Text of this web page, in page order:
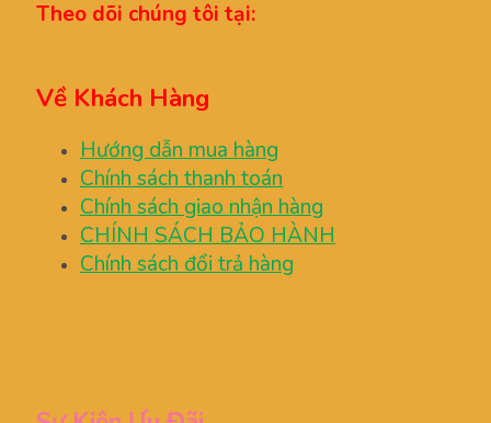
Theo dõi chúng tôi tại:
Về Khách Hàng
Hướng dẫn mua hàng
Chính sách thanh toán
Chính sách giao nhận hàng
CHÍNH SÁCH BẢO HÀNH
Chính sách đổi trả hàng